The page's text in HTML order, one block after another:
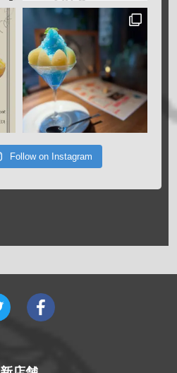
Follow on Instagram